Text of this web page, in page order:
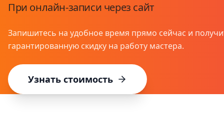
При онлайн-записи через сайт
Запишитесь на удобное время прямо сейчас и
гарантированную скидку на работу мастера.
Узнать стоимость